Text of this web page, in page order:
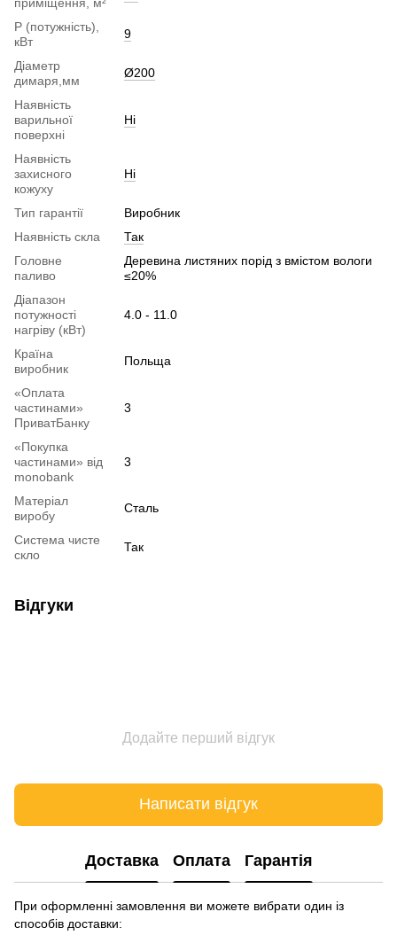
P (потужність),
кВт
9
Діаметр
димаря,мм
Ø200
Наявність
варильної
поверхні
Ні
Наявність
захисного
кожуху
Ні
Тип гарантії
Виробник
Наявність скла
Так
Головне
паливо
Деревина листяних порід з вмістом вологи
≤20%
Діапазон
потужності
нагріву (кВт)
4.0 - 11.0
Країна
виробник
Польща
«Оплата
частинами»
ПриватБанку
3
«Покупка
частинами» від
monobank
3
Матеріал
виробу
Сталь
Система чисте
скло
Так
Відгуки
Додайте перший відгук
Написати відгук
Доставка Оплата Гарантія
При оформленні замовлення ви можете вибрати один із
способів доставки: